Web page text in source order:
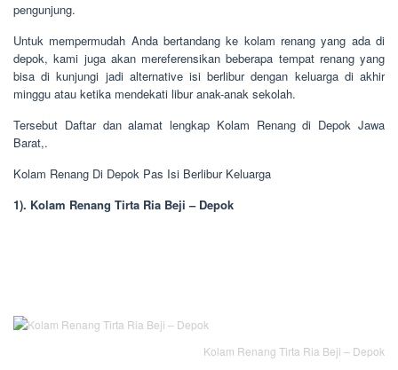
pengunjung.
Untuk mempermudah Anda bertandang ke kolam renang yang ada di
depok, kami juga akan mereferensikan beberapa tempat renang yang
bisa di kunjungi jadi alternative isi berlibur dengan keluarga di akhir
minggu atau ketika mendekati libur anak-anak sekolah.
Tersebut Daftar dan alamat lengkap Kolam Renang di Depok Jawa
Barat,.
Kolam Renang Di Depok Pas Isi Berlibur Keluarga
1). Kolam Renang Tirta Ria Beji – Depok
Kolam Renang Tirta Ria Beji – Depok